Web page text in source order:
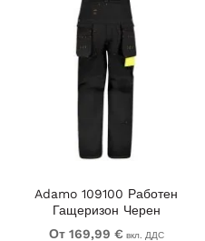
Adamo 109100 Работен
Гащеризон Черен
От 169,99 € вкл. ДДС